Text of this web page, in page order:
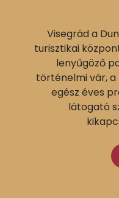
Visegrád a
turisztikai
lenyűgöző
történelmi vár,
egész éves
látogató